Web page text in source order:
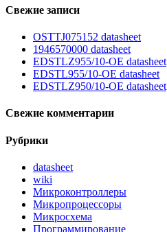
Свежие записи
OSTTJ075152 datasheet
1946570000 datasheet
EDSTLZ955/10-OE datasheet
EDSTL955/10-OE datasheet
EDSTLZ950/10-OE datasheet
Свежие комментарии
Рубрики
datasheet
wiki
Микроконтроллеры
Микропроцессоры
Микросхема
Программирование